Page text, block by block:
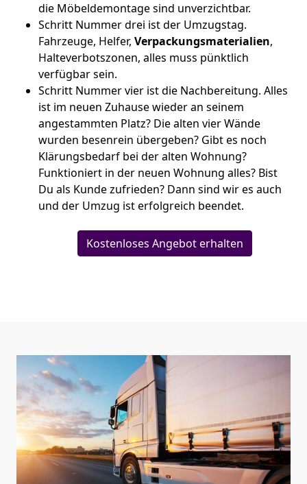
die Möbeldemontage sind unverzichtbar.
Schritt Nummer drei ist der Umzugstag.
Fahrzeuge, Helfer, Verpackungsmaterialien,
Halteverbotszonen, alles muss pünktlich
verfügbar sein.
Schritt Nummer vier ist die Nachbereitung. Alles
ist im neuen Zuhause wieder an seinem
angestammten Platz? Die alten vier Wände
wurden besenrein übergeben? Gibt es noch
Klärungsbedarf bei der alten Wohnung?
Funktioniert in der neuen Wohnung alles? Bist
Du als Kunde zufrieden? Dann sind wir es auch
und der Umzug ist erfolgreich beendet.
Kostenloses Angebot erhalten